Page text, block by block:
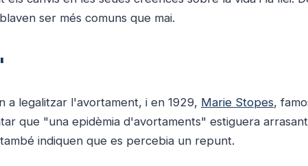
ser més comuns que mai.
a legalitzar l'avortament, i en 1929, Marie Stopes,
que "una epidèmia d'avortaments" estiguera arrasant
indiquen que es percebia un repunt.